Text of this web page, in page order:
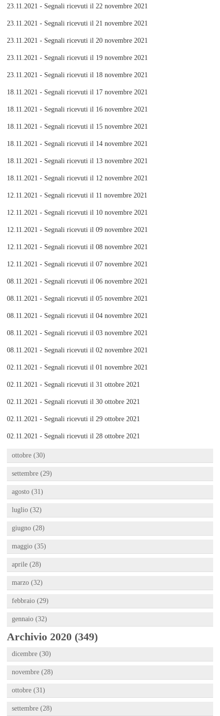
23.11.2021 - Segnali ricevuti il 22 novembre 2021
23.11.2021 - Segnali ricevuti il 21 novembre 2021
23.11.2021 - Segnali ricevuti il 20 novembre 2021
23.11.2021 - Segnali ricevuti il 19 novembre 2021
23.11.2021 - Segnali ricevuti il 18 novembre 2021
18.11.2021 - Segnali ricevuti il 17 novembre 2021
18.11.2021 - Segnali ricevuti il 16 novembre 2021
18.11.2021 - Segnali ricevuti il 15 novembre 2021
18.11.2021 - Segnali ricevuti il 14 novembre 2021
18.11.2021 - Segnali ricevuti il 13 novembre 2021
18.11.2021 - Segnali ricevuti il 12 novembre 2021
12.11.2021 - Segnali ricevuti il 11 novembre 2021
12.11.2021 - Segnali ricevuti il 10 novembre 2021
12.11.2021 - Segnali ricevuti il 09 novembre 2021
12.11.2021 - Segnali ricevuti il 08 novembre 2021
12.11.2021 - Segnali ricevuti il 07 novembre 2021
08.11.2021 - Segnali ricevuti il 06 novembre 2021
08.11.2021 - Segnali ricevuti il 05 novembre 2021
08.11.2021 - Segnali ricevuti il 04 novembre 2021
08.11.2021 - Segnali ricevuti il 03 novembre 2021
08.11.2021 - Segnali ricevuti il 02 novembre 2021
02.11.2021 - Segnali ricevuti il 01 novembre 2021
02.11.2021 - Segnali ricevuti il 31 ottobre 2021
02.11.2021 - Segnali ricevuti il 30 ottobre 2021
02.11.2021 - Segnali ricevuti il 29 ottobre 2021
02.11.2021 - Segnali ricevuti il 28 ottobre 2021
ottobre (30)
settembre (29)
agosto (31)
luglio (32)
giugno (28)
maggio (35)
aprile (28)
marzo (32)
febbraio (29)
gennaio (32)
Archivio 2020 (349)
dicembre (30)
novembre (28)
ottobre (31)
settembre (28)